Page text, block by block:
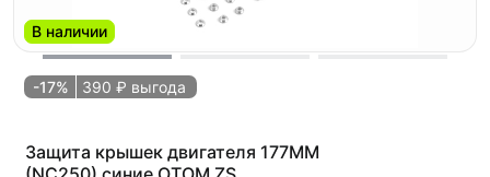
В наличии
-17% 390 ₽ выгода
Защита крышек двигателя 177MM